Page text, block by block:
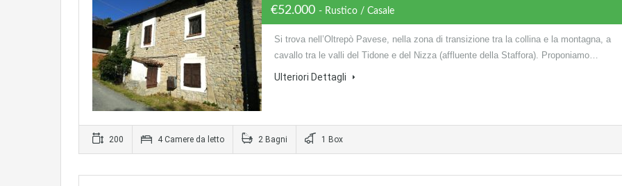
€52.000 - Rustico / Casale
Si trova nell’Oltrepò Pavese, nella zona di transizione tra la collina e la montagna, a
cavallo tra le valli del Tidone e del Nizza (affluente della Staffora). Proponiamo…
Ulteriori Dettagli
200 4 Camere da letto 2 Bagni 1 Box